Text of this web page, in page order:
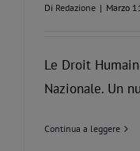
Di Redazione | Marzo
Le Droit
Nazionale. Un
Continua a leggere